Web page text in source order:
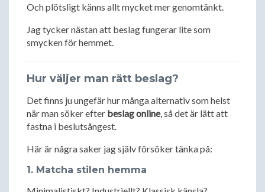
Och plötsligt känns allt mycket mer genomtänkt.
Jag tycker nästan att beslag fungerar lite som
smycken för hemmet.
Hur väljer man rätt beslag?
Det finns ju ungefär hur många alternativ som helst
när man söker efter beslag online, så det är lätt att
fastna i beslutsångest.
Här är några saker jag själv försöker tänka på:
1. Matcha stilen hemma